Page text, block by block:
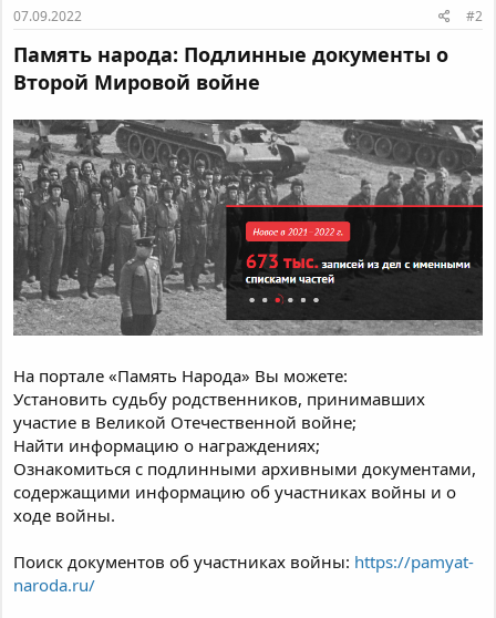
07.09.2022 #2
Память народа: Подлинные документы о
Второй Мировой войне
На портале «Память Народа» Вы можете:
Установить судьбу родственников, принимавших
участие в Великой Отечественной войне;
Найти информацию о награждениях;
Ознакомиться с подлинными архивными документами,
содержащими информацию об участниках войны и о
ходе войны.
Поиск документов об участниках войны: https://pamyat-
naroda.ru/